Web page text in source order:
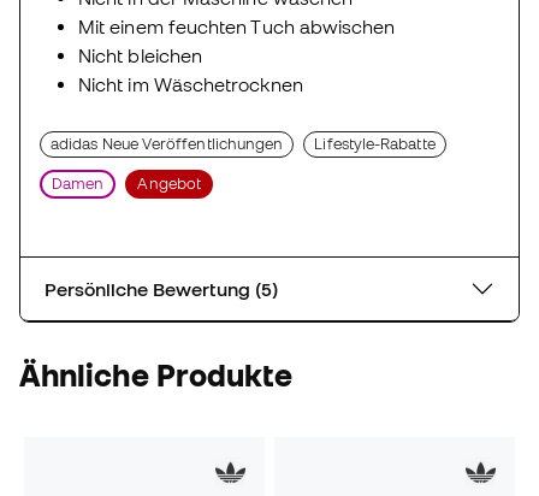
Mit einem feuchten Tuch abwischen
Nicht bleichen
Nicht im Wäschetrocknen
adidas Neue Veröffentlichungen Lifestyle-Rabatte
Damen Angebot
Persönliche Bewertung (5)
Ähnliche Produkte